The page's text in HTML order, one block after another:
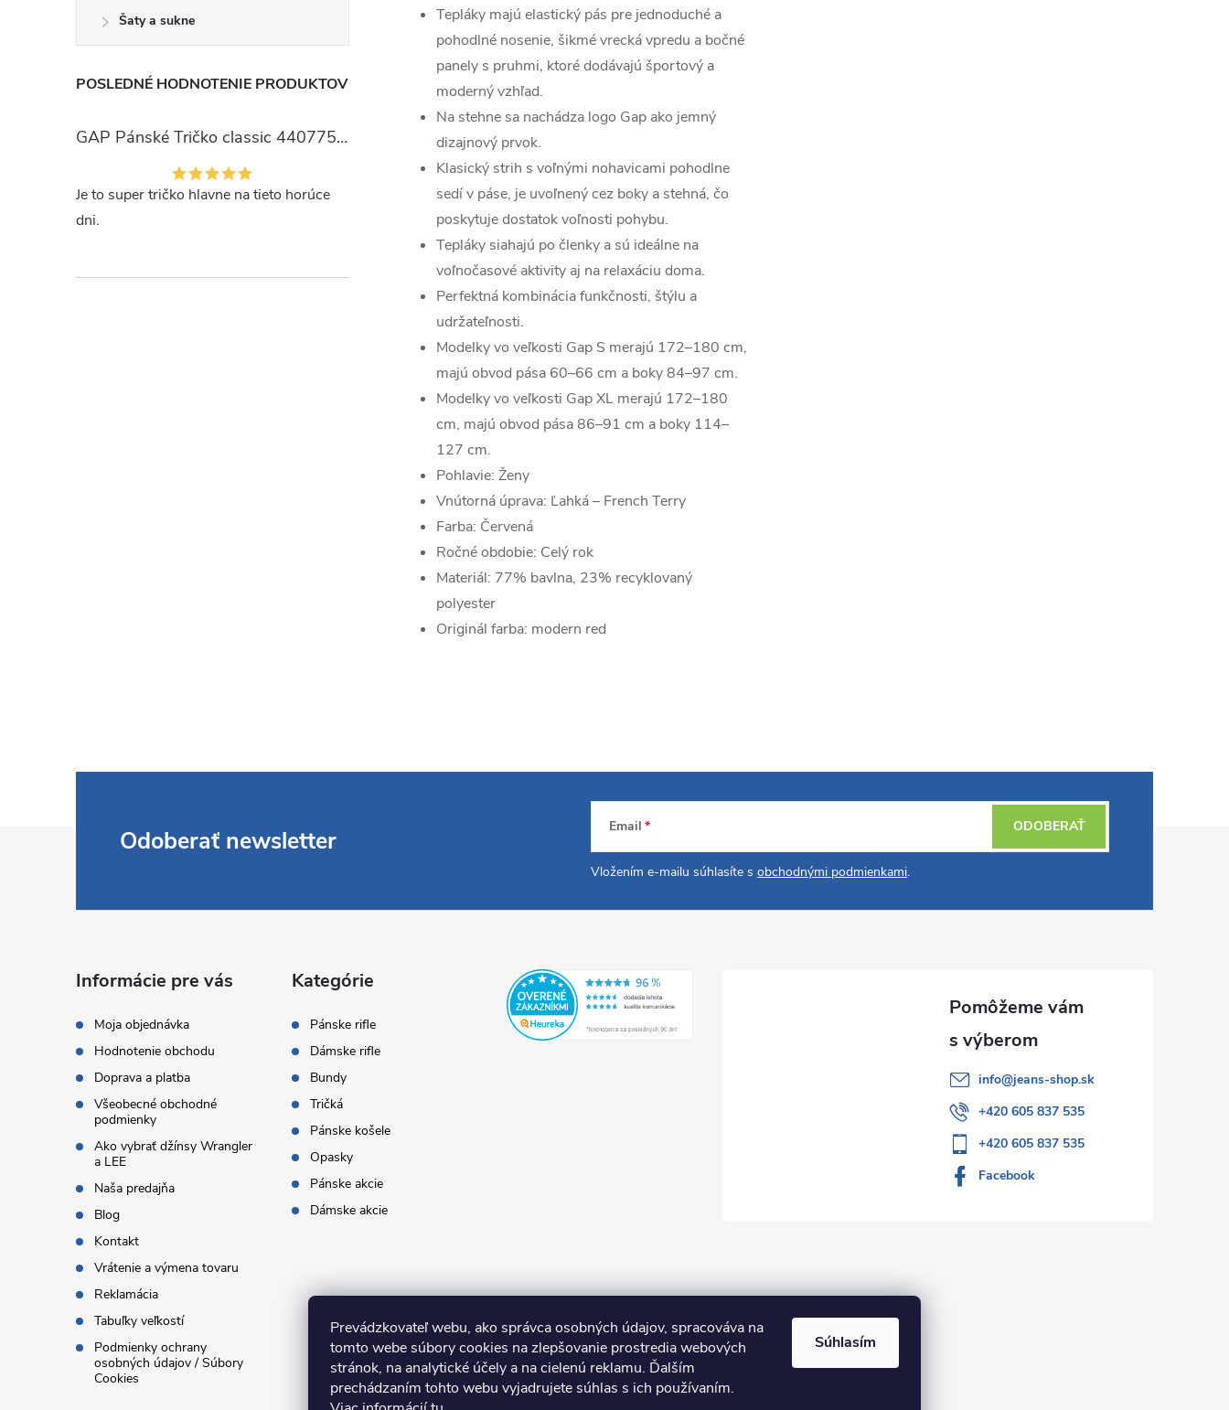
Prevádzkovateľ webu, ako správca osobných údajov, spracováva na
tomto webe súbory cookies na zlepšovanie prostredia webových
stránok, na analytické účely a na cielenú reklamu. Ďalším
prechádzaním tohto webu vyjadrujete súhlas s ich používaním.
Súhlasím
Šaty a sukne
POSLEDNÉ HODNOTENIE PRODUKTOV
GAP Pánské Tričko classic 440775-00
Je to super tričko hlavne na tieto horúce
dni.
Tepláky majú elastický pás pre jednoduché a
pohodlné nosenie, šikmé vrecká vpredu a bočné
panely s pruhmi, ktoré dodávajú športový a
moderný vzhľad.
Na stehne sa nachádza logo Gap ako jemný
dizajnový prvok.
Klasický strih s voľnými nohavicami pohodlne
sedí v páse, je uvoľnený cez boky a stehná, čo
poskytuje dostatok voľnosti pohybu.
Tepláky siahajú po členky a sú ideálne na
voľnočasové aktivity aj na relaxáciu doma.
Perfektná kombinácia funkčnosti, štýlu a
udržateľnosti.
Modelky vo veľkosti Gap S merajú 172–180 cm,
majú obvod pása 60–66 cm a boky 84–97 cm.
Modelky vo veľkosti Gap XL merajú 172–180
cm, majú obvod pása 86–91 cm a boky 114–
127 cm.
Pohlavie: Ženy
Vnútorná úprava: Ľahká – French Terry
Farba: Červená
Ročné obdobie: Celý rok
Materiál: 77% bavlna, 23% recyklovaný
polyester
Originál farba: modern red
Odoberať newsletter Email
Vložením e-mailu súhlasíte s obchodnými podmienkami.
ODOBERAŤ
Informácie pre vás
Moja objednávka
Hodnotenie obchodu
Doprava a platba
Všeobecné obchodné
podmienky
Ako vybrať džínsy Wrangler
a LEE
Naša predajňa
Blog
Kontakt
Vrátenie a výmena tovaru
Reklamácia
Tabuľky veľkostí
Podmienky ochrany
osobných údajov / Súbory
Cookies
Kategórie
Pánske rifle
Dámske rifle
Bundy
Tričká
Pánske košele
Opasky
Pánske akcie
Dámske akcie
info@jeans-shop.sk
+420 605 837 535
+420 605 837 535
Facebook